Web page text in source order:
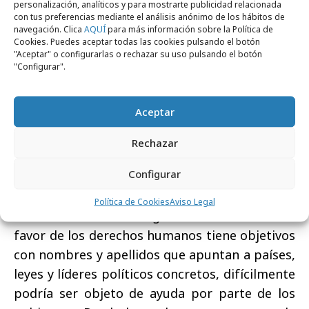
personalización, analíticos y para mostrarte publicidad relacionada
con tus preferencias mediante el análisis anónimo de los hábitos de
navegación. Clica AQUÍpara más información sobre la Política de
Cookies. Puedes aceptar todas las cookies pulsando el botón
"Aceptar" o configurarlas o rechazar su uso pulsando el botón
"Configurar".
Aceptar
Rechazar
Configurar
Política de CookiesAviso Legal
las que merece la pena luchar.
Su
es uno de los valores más
fuertes de Amnistía Internacional y también el
subvenciones gubernamentales. Hacer lo
contrario sería incoherente con los principios
favor de los derechos humanos tiene objetivos
con nombres y apellidos que apuntan a países,
leyes y líderes políticos concretos, difícilmente
podría ser objeto de ayuda por parte de los